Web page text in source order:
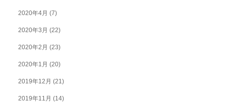
2020年4月 (7)
2020年3月 (22)
2020年2月 (23)
2020年1月 (20)
2019年12月 (21)
2019年11月 (14)